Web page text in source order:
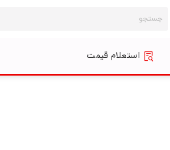
برای:
استعلام قیمت